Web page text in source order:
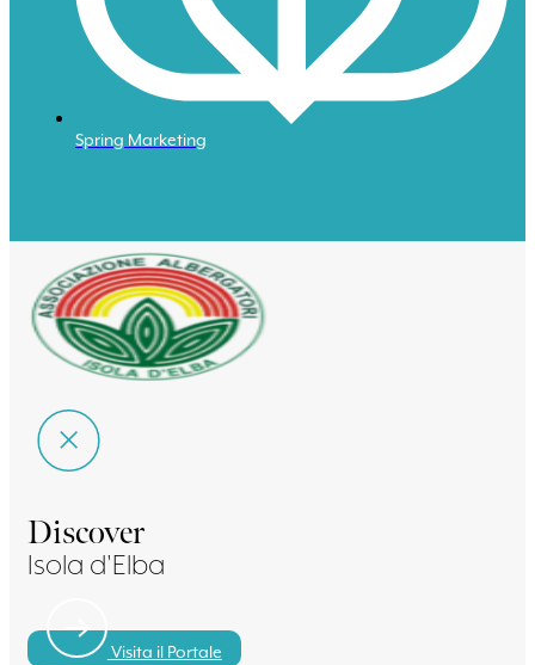
Spring Marketing
Discover
Isola d'Elba
Visita il Portale